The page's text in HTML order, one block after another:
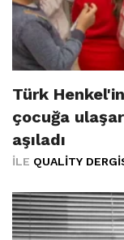
Türk
çocuğa
aşıladı
İLE QUALITY